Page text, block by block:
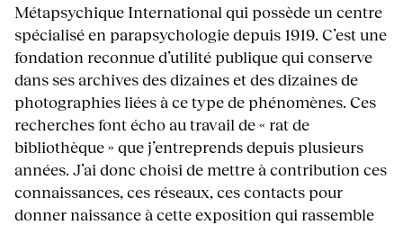
Métapsychique International qui possède un centre
spécialisé en parapsychologie depuis 1919. C’est une
fondation reconnue d’utilité publique qui conserve
dans ses archives des dizaines et des dizaines de
photographies liées à ce type de phénomènes. Ces
recherches font écho au travail de « rat de
bibliothèque » que j’entreprends depuis plusieurs
années. J’ai donc choisi de mettre à contribution ces
connaissances, ces réseaux, ces contacts pour
donner naissance à cette exposition qui rassemble